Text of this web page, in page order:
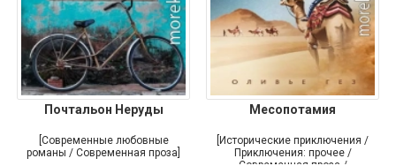
Почтальон Неруды
[Современные любовные
романы / Современная проза]
Месопотамия
[Исторические приключения /
Приключения: прочее /